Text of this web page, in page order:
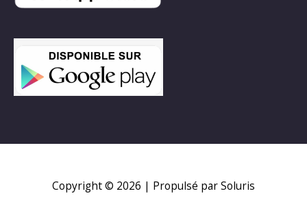
Copyright © 2026 | Propulsé par Soluris